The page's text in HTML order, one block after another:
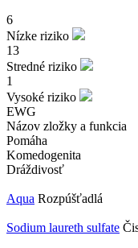
6
Nízke riziko
13
Stredné riziko
1
Vysoké riziko
EWG
Názov zložky a funkcia
Pomáha
Komedogenita
Dráždivosť
Aqua Rozpúšťadlá
Sodium laureth sulfate